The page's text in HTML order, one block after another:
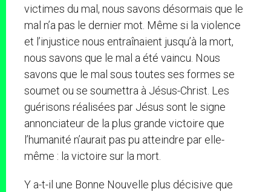
victimes du mal, nous savons désormais que le
mal n’a pas le dernier mot. Même si la violence
et l’injustice nous entraînaient jusqu’à la mort,
nous savons que le mal a été vaincu. Nous
savons que le mal sous toutes ses formes se
soumet ou se soumettra à Jésus-Christ. Les
guérisons réalisées par Jésus sont le signe
annonciateur de la plus grande victoire que
l’humanité n’aurait pas pu atteindre par elle-
même : la victoire sur la mort.
Y a-t-il une Bonne Nouvelle plus décisive que